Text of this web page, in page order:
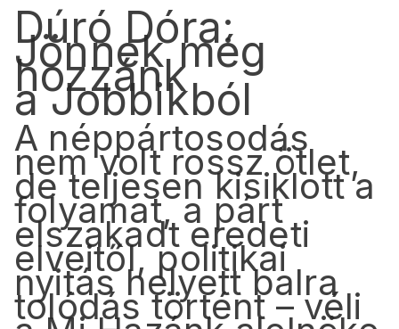
Dúró Dóra:
Jönnek még
hozzánk
a Jobbikból
A néppártosodás
nem volt rossz ötlet,
de teljesen kisiklott a
folyamat, a párt
elszakadt eredeti
elveitől, politikai
nyitás helyett balra
tolódás történt – véli